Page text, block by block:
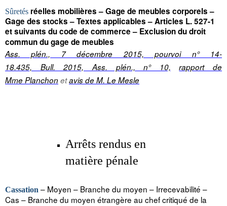
Sûretés réelles mobilières – Gage de meubles corporels –
Gage des stocks – Textes applicables – Articles L. 527-1
et suivants du code de commerce – Exclusion du droit
commun du gage de meubles
Ass. plén., 7 décembre 2015, pourvoi n° 14-
18.435, Bull. 2015, Ass. plén., n° 10,
rapport de
Mme Planchon etavis de M. Le Mesle
Arrêts rendus en
matière pénale
Cassation – Moyen – Branche du moyen – Irrecevabilité –
Cas – Branche du moyen étrangère au chef critiqué de la